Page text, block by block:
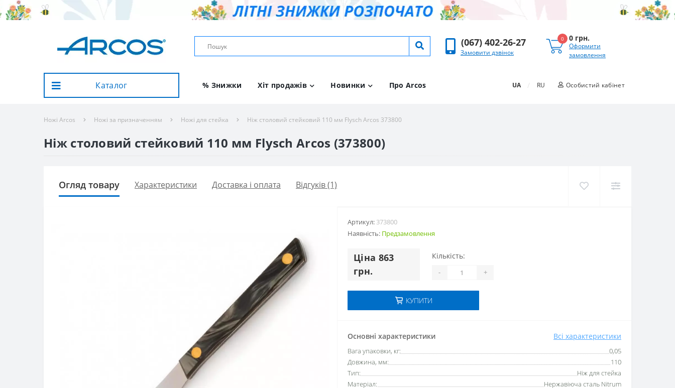
(067) 402-26-27
Замовити дзвінок
0 0 грн.
Оформити
замовлення
Каталог % Знижки Хіт продажів Новинки Про Arcos UA / RU Особистий кабінет
Ножі Arcos Ножі за призначенням Ножі для стейка Ніж столовий стейковий 110 мм Flysch Arcos 373800
Ніж столовий стейковий 110 мм Flysch Arcos (373800)
Огляд товару Характеристики Доставка і оплата Відгуків (1)
Артикул: 373800
Наявність: Предзамовлення
Цiна 863
грн.
Кількість:
- +
КУПИТИ
Основні характеристики Всі характеристики
Вага упаковки, кг:
0,05
Довжина, мм:
110
Тип:
Ніж для стейка
Матеріал:
Нержавіюча сталь Nitrum